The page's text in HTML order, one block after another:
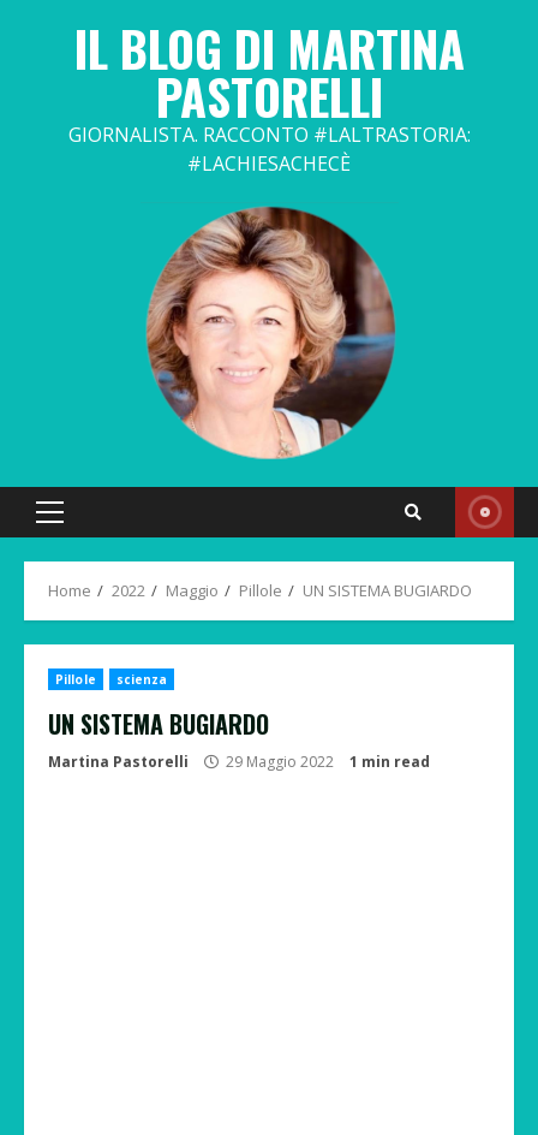
IL BLOG DI MARTINA
PASTORELLI
GIORNALISTA. RACCONTO #LALTRASTORIA:
#LACHIESACHECÈ
Primary
Home 2022 Maggio Pillole UN SISTEMA BUGIARDO
Pillole scienza
UN SISTEMA BUGIARDO
Martina Pastorelli 29 Maggio 2022 1 min read